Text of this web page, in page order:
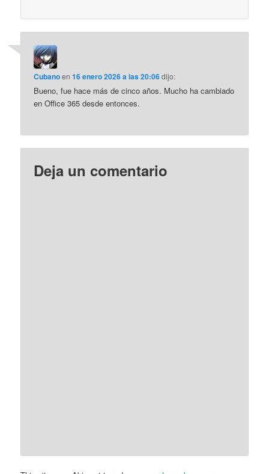
Cubanoen16 enero 2026 a las 20:06dijo:
Bueno, fue hace más de cinco años. Mucho ha cambiado
en Office 365 desde entonces.
Deja un comentario